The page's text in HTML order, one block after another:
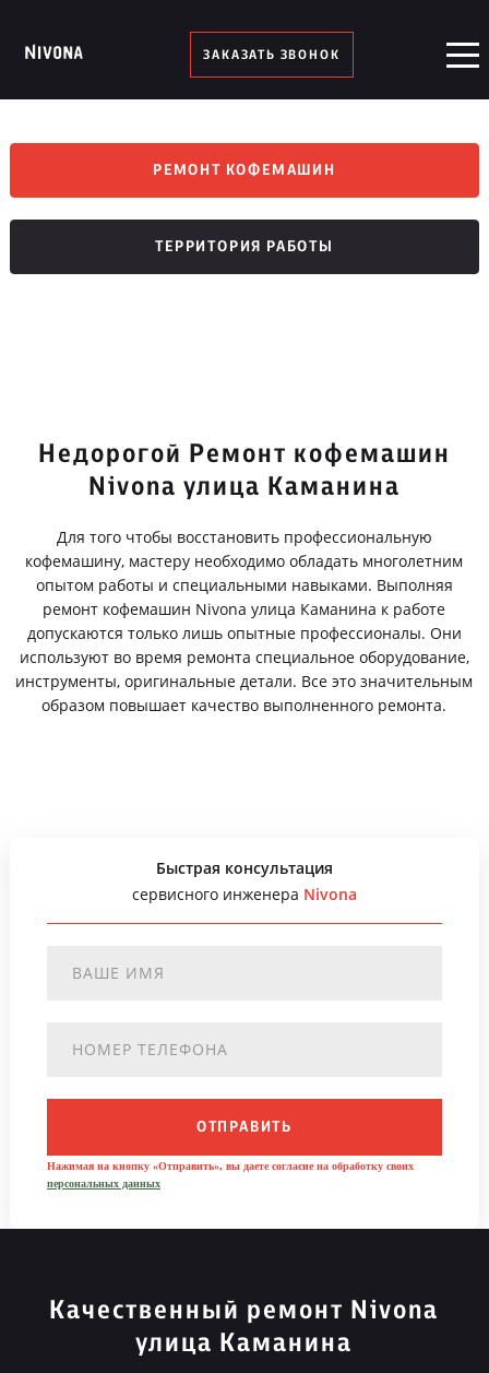
ЗАКАЗАТЬ ЗВОНОК
РЕМОНТ КОФЕМАШИН
ТЕРРИТОРИЯ РАБОТЫ
Недорогой Ремонт кофемашин
Nivona улица Каманина
Для того чтобы восстановить профессиональную
кофемашину, мастеру необходимо обладать многолетним
опытом работы и специальными навыками. Выполняя
ремонт кофемашин Nivona улица Каманина к работе
допускаются только лишь опытные профессионалы. Они
используют во время ремонта специальное оборудование,
инструменты, оригинальные детали. Все это значительным
образом повышает качество выполненного ремонта.
Быстрая консультация
сервисного инженера Nivona
ОТПРАВИТЬ
Нажимая на кнопку «Отправить», вы даете согласие на обработку своих
персональных данных
Качественный ремонт Nivona
улица Каманина